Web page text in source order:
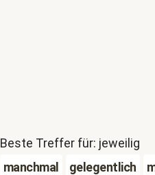
Beste Treffer für: jeweilig
manchmal
gelegentlich